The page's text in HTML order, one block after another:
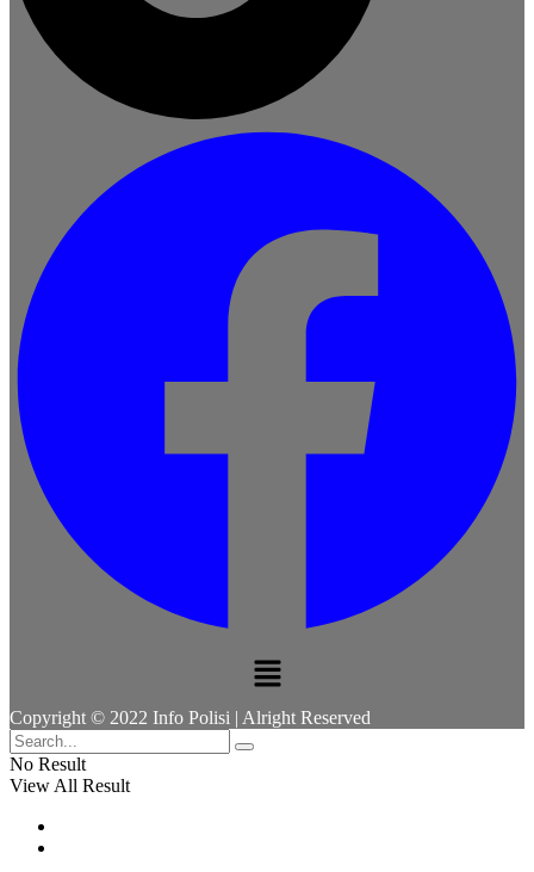
Menu
Copyright © 2022 Info Polisi | Alright Reserved
No Result
View All Result